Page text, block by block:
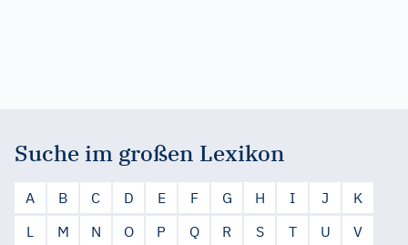
Suche im großen Lexikon
A B C D E F G H I J
K
L
M N O P Q R S T U
V